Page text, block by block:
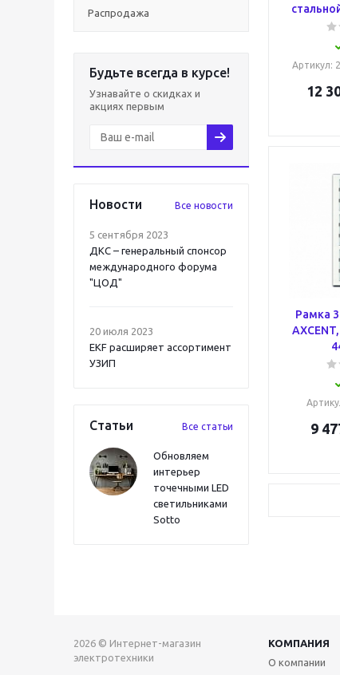
Распродажа
Будьте всегда в курсе!
Узнавайте о скидках и
акциях первым
Новости Все новости
5 сентября 2023
ДКС – генеральный спонсор
международного форума
"ЦОД"
20 июля 2023
EKF расширяет ассортимент
УЗИП
Статьи Все статьи
Обновляем
интерьер
точечными LED
светильниками
Sotto
Артикул:
12
Рамка 3
9
2026 © Интернет-магазин
электротехники
КОМПАНИЯ
О компании